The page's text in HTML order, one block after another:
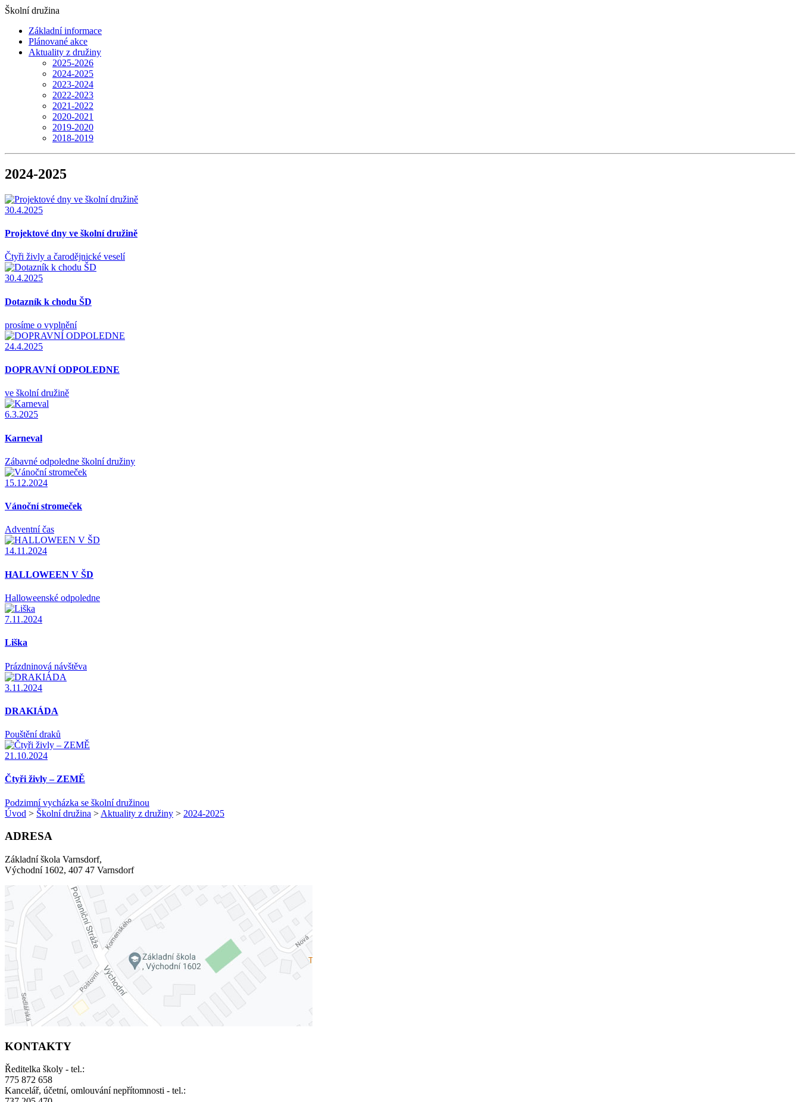
Školní družina
Základní informace
Plánované akce
Aktuality z družiny
2025-2026
2024-2025
2023-2024
2022-2023
2021-2022
2020-2021
2019-2020
2018-2019
2024-2025
30.4.2025
Projektové dny ve školní družině
Čtyři živly a čarodějnické veselí
30.4.2025
Dotazník k chodu ŠD
prosíme o vyplnění
24.4.2025
DOPRAVNÍ ODPOLEDNE
ve školní družině
6.3.2025
Karneval
Zábavné odpoledne školní družiny
15.12.2024
Vánoční stromeček
Adventní čas
14.11.2024
HALLOWEEN V ŠD
Halloweenské odpoledne
7.11.2024
Liška
Prázdninová návštěva
3.11.2024
DRAKIÁDA
Pouštění draků
21.10.2024
Čtyři živly – ZEMĚ
Podzimní vycházka se školní družinou
Úvod > Školní družina > Aktuality z družiny > 2024-2025
ADRESA
Základní škola Varnsdorf,
Východní 1602, 407 47 Varnsdorf
KONTAKTY
Ředitelka školy - tel.:
775 872 658
Kancelář, účetní, omlouvání nepřítomnosti - tel.: